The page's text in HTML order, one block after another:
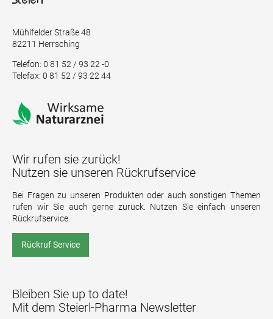
Mühlfelder Straße 48
82211 Herrsching
Telefon: 0 81 52 / 93 22 -0
Telefax: 0 81 52 / 93 22 44
Wir rufen sie zurück!
Nutzen sie unseren Rückrufservice
Bei Fragen zu unseren Produkten oder auch sonstigen Themen
rufen wir Sie auch gerne zurück. Nutzen Sie einfach unseren
Rückrufservice.
Rückruf Service
Bleiben Sie up to date!
Mit dem Steierl-Pharma Newsletter